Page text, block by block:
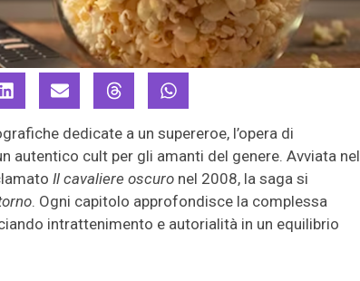
dedicate a un supereroe, l’opera di
autentico cult per gli amanti del genere. Avviata nel
Il cavaliere oscuro nel 2008, la saga si
. Ogni capitolo approfondisce la complessa
intrattenimento e autorialità in un equilibrio